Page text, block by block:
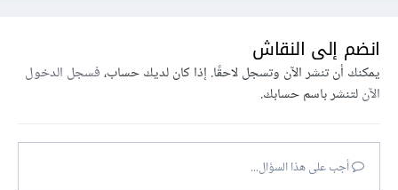
انضم إلى النقاش
يمكنك أن تنشر الآن وتسجل لاحقًا. إذا كان لديك حساب،فسجل الدخول
الآنلتنشر باسم حسابك.
أجب على هذا السؤال...